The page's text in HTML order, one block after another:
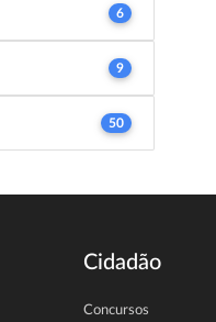
6
9
50
Cidadão
Concursos